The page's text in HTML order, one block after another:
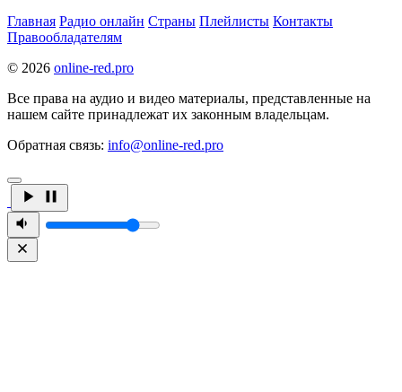
Главная Радио онлайн Страны Плейлисты Контакты
Правообладателям
© 2026 online-red.pro
Все права на аудио и видео материалы, представленные на
нашем сайте принадлежат их законным владельцам.
Обратная связь: info@online-red.pro